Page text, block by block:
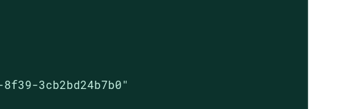
3cb2bd24b7b0"